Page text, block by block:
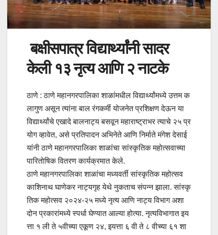
बक्षीसपात्र विद्यार्थ्यांनी सादर
केली १३ नृत्य आणि २ नाटके
ठाणे : ठाणे महानगरपालिका शाळांमधील विद्यार्थ्यांमध्ये उत्तम क
लागुण असून त्यांना बाल रंगकर्मी योजनेत प्रशिक्षण देऊन या
विद्यार्थ्यांचे एखादे बालनाट्य बसवून महाराष्ट्राभर त्याचे २५ प्र
योग व्हावेत, असे प्रतिपादन अभिनेते आणि निर्माते मंगेश देसाई
यांनी ठाणे महानगरपालिका शाळांचा सांस्कृतिक महोत्सवाच्या
पारितोषिक वितरण कार्यक्रमात केले.
ठाणे महानगरपालिका शाळांचा मध्यवर्ती सांस्कृतिक महोत्सव
काशिनाथ घाणेकर नाट्यगृह येथे नुकताच संपन्न झाला. सांस्कृ
तिक महोत्सव २०२४-२५ मध्ये नृत्य आणि नाट्य विभाग अशा
दोन प्रकारांमध्ये स्पर्धा घेण्यात आल्या होत्या. नृत्यविभागात इय
त्ता १ ली ते ५वीच्या एकूण २४, इयत्ता ६ वी ते ८ वीच्या ६१ शा